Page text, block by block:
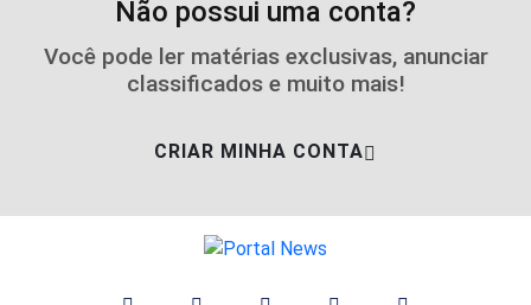
Não possui uma conta?
Você pode ler matérias exclusivas, anunciar
classificados e muito mais!
CRIAR MINHA CONTA